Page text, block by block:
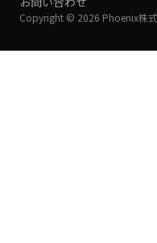
Copyright © 2026 Phoenix株